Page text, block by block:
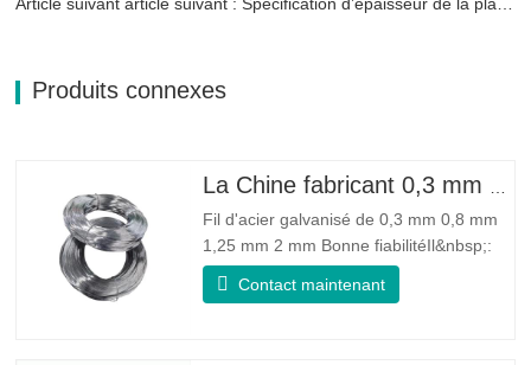
Produits connexes
Fil d'acier galvanisé de 0,3 mm 0,8 mm
1,25 mm 2 mm Bonne fiabilitéIl&nbsp;:
peut améliorer certains nœuds, bavures
et rouille sur le fil d'acier Bonne élasticité
Contact maintenant